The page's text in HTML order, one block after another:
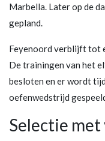
Marbella. Later op de
gepland.
Feyenoord verblijft tot
De trainingen van het
besloten en er wordt
oefenwedstrijd
Selectie